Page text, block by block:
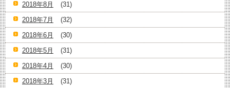
2018年8月
(31)
2018年7月
(32)
2018年6月
(30)
2018年5月
(31)
2018年4月
(30)
2018年3月
(31)